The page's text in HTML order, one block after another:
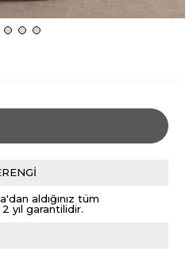
aldığınız tüm
yıl garantilidir.